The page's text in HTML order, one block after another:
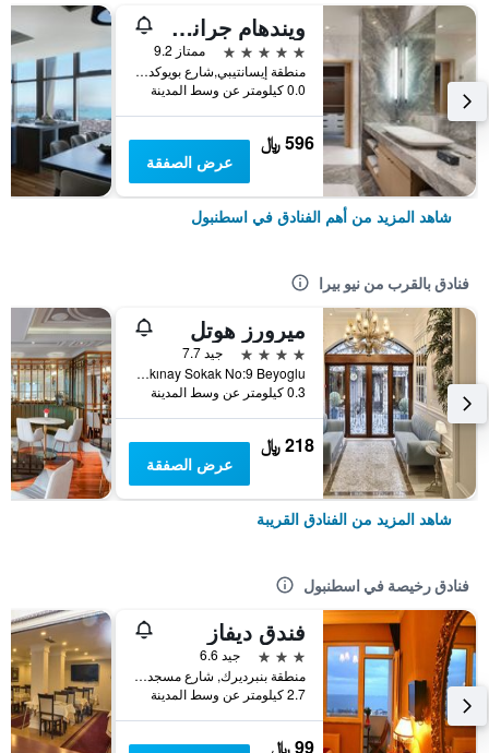
ويندهام جراند إسطنبول ليفينت
5 نجوم
ممتاز 9.2
منطقة إيسانتيبي,شارع بويوكديري 177-183 شيشلي, اسطنبول, تركيا
0.0 كيلومتر عن وسط المدينة
596 ﷼
عرض الصفقة
شاهد المزيد من أهم الفنادق في اسطنبول
فنادق بالقرب من نيو بيرا
ميرورز هوتل
4 نجوم
جيد 7.7
Istiklal Caddesi Fuat Uzkınay Sokak No:9 Beyoglu, اسطنبول, تركيا
0.3 كيلومتر عن وسط المدينة
218 ﷼
عرض الصفقة
شاهد المزيد من الفنادق القريبة
فنادق رخيصة في اسطنبول
فندق ديفاز
3 نجوم
جيد 6.6
منطقة بنبرديرك, شارع مسجد كاتب سنان رقم 31, اسطنبول, تركيا
2.7 كيلومتر عن وسط المدينة
99 ﷼